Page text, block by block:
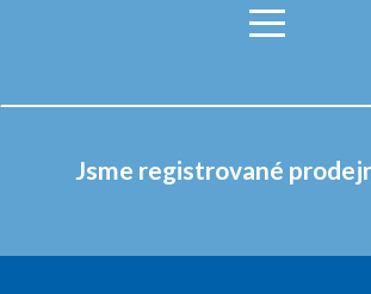
Jsme registrované